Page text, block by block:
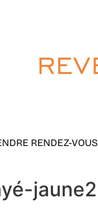
RENDEZ-VOUS
jaune2